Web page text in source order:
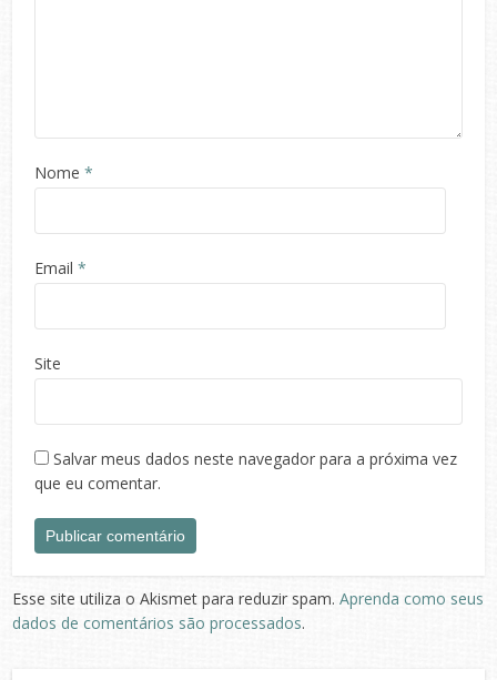
Nome *
Email *
Site
Salvar meus dados neste navegador para a próxima vez
que eu comentar.
Esse site utiliza o Akismet para reduzir spam.Aprenda como seus
dados de comentários são processados.